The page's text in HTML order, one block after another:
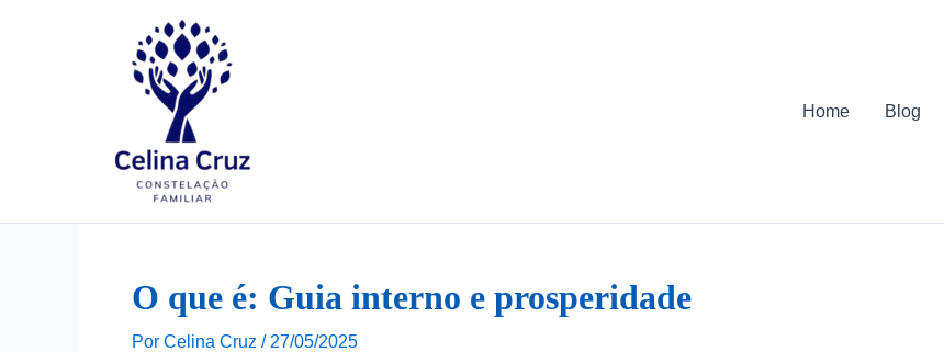
Home Blog
O que é: Guia interno e prosperidade
Por Celina Cruz / 27/05/2025